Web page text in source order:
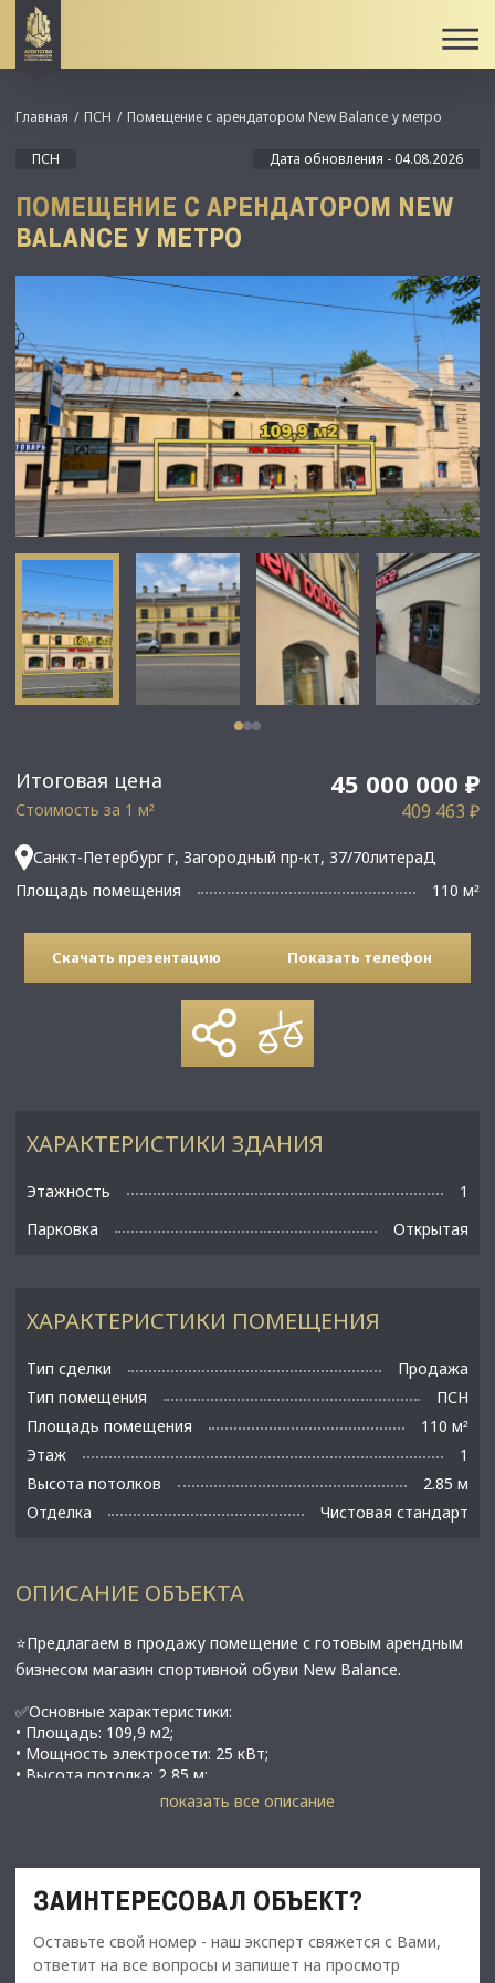
Итоговая цена 45 000 000 ₽
Стоимость за 1 м² 409 463 ₽
Санкт-Петербург г, Загородный пр-кт, 37/70литераД
Площадь помещения
110 м²
Главная ПСН Помещение с арендатором New Balance у метро
ПСН Дата обновления - 04.08.2026
ПОМЕЩЕНИЕ С АРЕНДАТОРОМ NEW
BALANCE У МЕТРО
Скачать презентацию Показать телефон
ХАРАКТЕРИСТИКИ ПОМЕЩЕНИЯ
Тип сделки
Продажа
Тип помещения
ПСН
Площадь помещения
110 м²
Этаж
1
Высота потолков
2.85 м
Отделка
Чистовая стандарт
ХАРАКТЕРИСТИКИ ЗДАНИЯ
Этажность
1
Парковка
Открытая
ОПИСАНИЕ ОБЪЕКТА
⭐Предлагаем в продажу помещение с готовым арендным
бизнесом магазин спортивной обуви New Balance.
✅Основные характеристики:
• Площадь: 109,9 м2;
• Мощность электросети: 25 кВт;
​​​​​​​• Высота потолка: 2,85 м;
• Шиpoкoе остеклeниe (витрины) — максимальный
• Цена продажи: 45000 000 рублей;
• Apeндный поток: 350 000 руб./мeс.;
• Окупаемость: 10,7 лет;
показать все описание
ЗАИНТЕРЕСОВАЛ ОБЪЕКТ?
Оставьте свой номер - наш эксперт свяжется с Вами,
ответит на все вопросы и запишет на просмотр